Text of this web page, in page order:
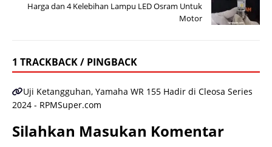
Harga dan 4 Kelebihan Lampu LED Osram Untuk
Motor
1 TRACKBACK / PINGBACK
Uji Ketangguhan, Yamaha WR 155 Hadir di Cleosa Series
2024 - RPMSuper.com
Silahkan Masukan Komentar